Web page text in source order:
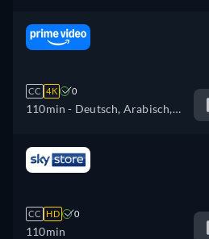
CC 4K 0
110min - Deutsch, Arabisch,
Dänisch, Englisch, Spanisch,
Finnisch, Französisch,
Japanisch, Niederländisch,
Polnisch, Portugiesisch,
CC HD 0
110min